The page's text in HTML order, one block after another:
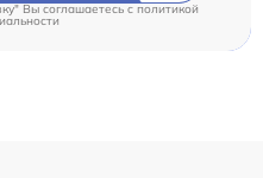
Вы соглашаетесь cполитикой